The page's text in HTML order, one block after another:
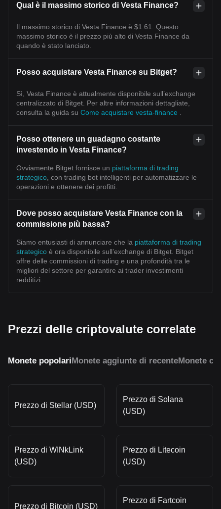
Qual è il massimo storico di Vesta Finance?
Il massimo storico di Vesta Finance è $1.61. Questo
massimo storico è il prezzo più alto di Vesta Finance da
quando è stato lanciato.
Posso acquistare Vesta Finance su Bitget?
Sì, Vesta Finance è attualmente disponibile sull’exchange
centralizzato di Bitget. Per altre informazioni dettagliate,
consulta la guida su Come acquistare vesta-finance
Posso ottenere un guadagno costante
investendo in Vesta Finance?
Ovviamente Bitget fornisce un piattaforma di trading
strategico , con trading bot intelligenti per automatizzare le
operazioni e ottenere dei profitti.
Dove posso acquistare Vesta Finance con la
commissione più bassa?
Siamo entusiasti di annunciare che la piattaforma di trading
strategico è ora disponibile sull’exchange di Bitget. Bitget
offre delle commissioni di trading e una profondità tra le
migliori del settore per garantire ai trader investimenti
redditizi.
Prezzi delle criptovalute correlate
Monete popolariMonete aggiunte di recenteMonete
Prezzo di Stellar (USD)
Prezzo di Solana
(USD)
Prezzo di WINkLink
(USD)
Prezzo di Litecoin
(USD)
Prezzo di Bitcoin (USD)
Prezzo di Fartcoin